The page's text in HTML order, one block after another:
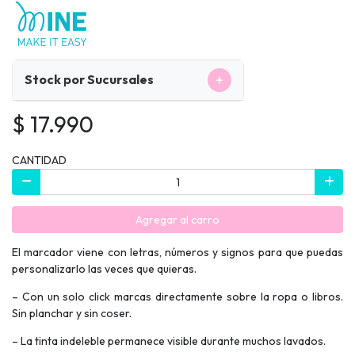
Stock por Sucursales +
$ 17.990
CANTIDAD
Agregar al carro
El marcador viene con letras, números y signos para que puedas
personalizarlo las veces que quieras.
– Con un solo click marcas directamente sobre la ropa o libros.
Sin planchar y sin coser.
– La tinta indeleble permanece visible durante muchos lavados.